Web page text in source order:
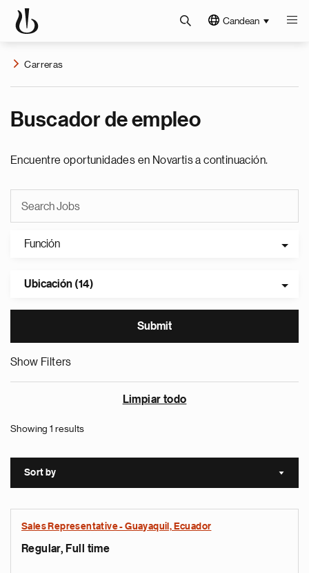
Candean
Carreras
Buscador de empleo
Encuentre oportunidades en Novartis a continuación.
Función
Ubicación (14)
Show Filters
Limpiar todo
Showing 1 results
Sort by Sort
Sales Representative - Guayaquil, Ecuador
Regular, Full time